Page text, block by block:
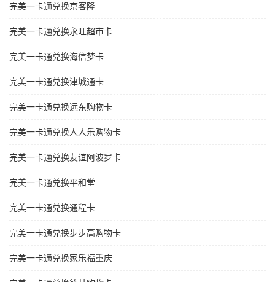
完美一卡通兑换京客隆
完美一卡通兑换永旺超市卡
完美一卡通兑换海信梦卡
完美一卡通兑换津城通卡
完美一卡通兑换远东购物卡
完美一卡通兑换人人乐购物卡
完美一卡通兑换友谊阿波罗卡
完美一卡通兑换平和堂
完美一卡通兑换通程卡
完美一卡通兑换步步高购物卡
完美一卡通兑换家乐福重庆